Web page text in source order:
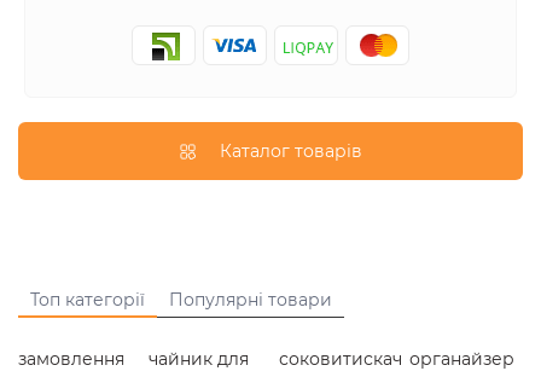
Каталог товарів
Топ категорії Популярні товари
замовлення
чайник для
соковитискач органайзер